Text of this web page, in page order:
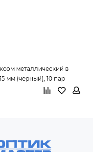
металлический в
мм (черный), 10 пар